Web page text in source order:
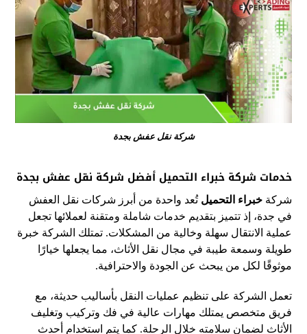
شركة نقل عفش بجدة
خدمات شركةخبراء التحميل أفضل شركة نقل عفش بجدة
شركةخبراء التحميل تُعد واحدة من أبرز شركات نقل العفش
في جدة، إذ تتميز بتقديم خدمات شاملة ومتقنة لعملائها تجعل
عملية الانتقال سهلة وخالية من المشكلات. تمتلك الشركة خبرة
طويلة وسمعة طيبة في مجال نقل الأثاث، مما يجعلها خيارًا
موثوقًا لكل من يبحث عن الجودة والاحترافية.
تعمل الشركة على تنظيم عمليات النقل بأساليب حديثة، مع
فريق متخصص يمتلك مهارات عالية في فك وتركيب وتغليف
الأثاث لضمان سلامته خلال الرحلة. كما يتم استخدام أحدث